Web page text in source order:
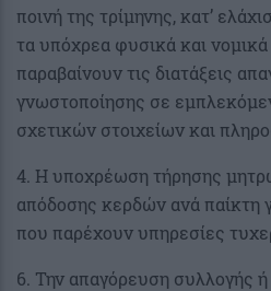
ποινή της τρίμηνης, κατ’
τα υπόχρεα φυσικά και
παραβαίνουν τις διατάξεις
γνωστοποίησης σε
σχετικών στοιχείων και
4. Η υποχρέωση τήρησης
απόδοσης κερδών ανά παίκτη
που παρέχουν υπηρεσίες
6. Την απαγόρευση συλλογής ή